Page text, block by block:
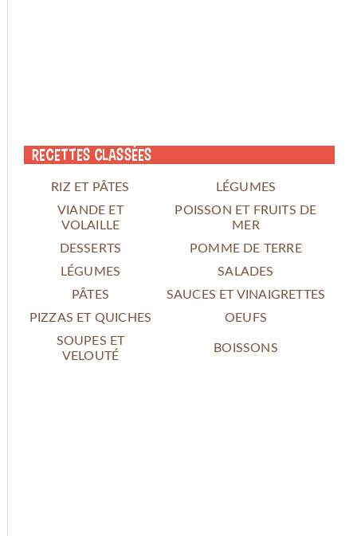
Recettes classées
RIZ ET PÂTES
LÉGUMES
VIANDE ET
VOLAILLE
POISSON ET FRUITS DE
MER
DESSERTS
POMME DE TERRE
LÉGUMES
SALADES
PÂTES
SAUCES ET VINAIGRETTES
PIZZAS ET QUICHES
OEUFS
SOUPES ET
VELOUTÉ
BOISSONS